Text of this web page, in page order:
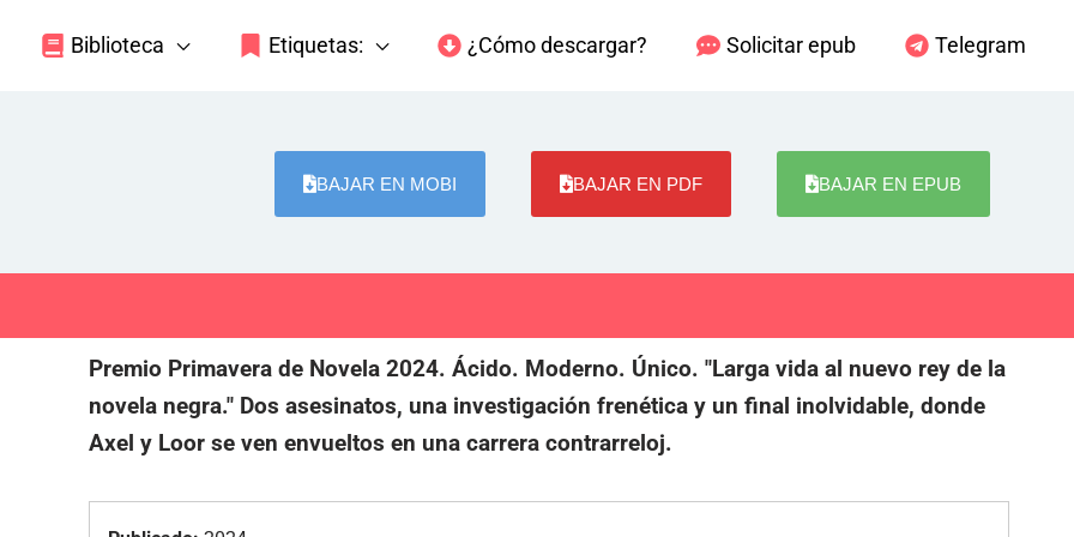
Biblioteca Etiquetas: ¿Cómo descargar? Solicitar epub Telegram
BAJAR EN MOBI BAJAR EN PDF BAJAR EN EPUB
Premio Primavera de Novela 2024. Ácido. Moderno. Único. "Larga vida al nuevo rey de la
novela negra." Dos asesinatos, una investigación frenética y un final inolvidable, donde
Axel y Loor se ven envueltos en una carrera contrarreloj.